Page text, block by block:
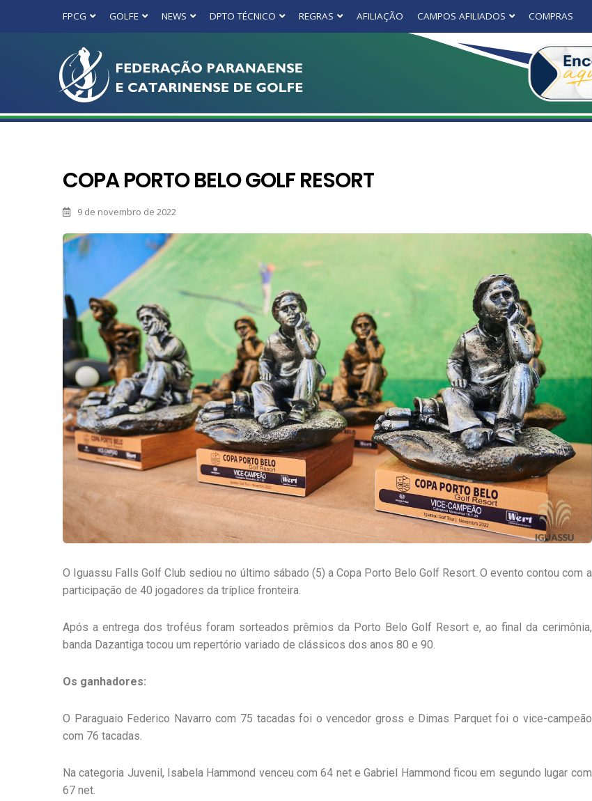
FPCG GOLFE NEWS DPTO TÉCNICO REGRAS AFILIAÇÃO CAMPOS AFILIADOS COMPRAS
COPA PORTO BELO GOLF RESORT
9 de novembro de 2022
O Iguassu Falls Golf Club sediou no último sábado (5) a Copa Porto Belo Golf Resort. O evento contou com a
participação de 40 jogadores da tríplice fronteira.
Após a entrega dos troféus foram sorteados prêmios da Porto Belo Golf Resort e, ao final da cerimônia,
banda Dazantiga tocou um repertório variado de clássicos dos anos 80 e 90.
Os ganhadores:
O Paraguaio Federico Navarro com 75 tacadas foi o vencedor gross e Dimas Parquet foi o vice-campeão
com 76 tacadas.
Na categoria Juvenil, Isabela Hammond venceu com 64 net e Gabriel Hammond ficou em segundo lugar com
67 net.